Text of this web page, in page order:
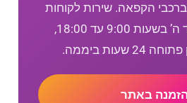
הקפאה. שירות לקוחות
זמין בימים א’ עד ה’ בשעות 9:00 עד 18:00,
שעות ביממה.
באתר